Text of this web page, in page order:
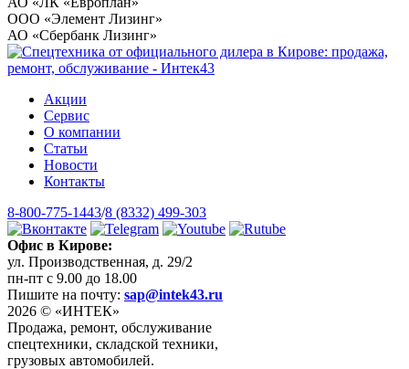
ООО «Элемент Лизинг»
АО «Сбербанк Лизинг»
Акции
Сервис
О компании
Статьи
Новости
Контакты
8-800-775-1443/8 (8332) 499-303
Офис в Кирове:
ул. Производственная, д. 29/2
пн-пт с 9.00 до 18.00
Пишите на почту: sap@intek43.ru
2026 © «ИНТЕК»
Продажа, ремонт, обслуживание
спецтехники, складской техники,
грузовых автомобилей.